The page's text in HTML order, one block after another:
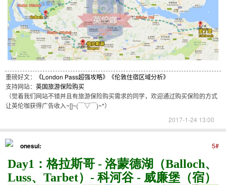
重磅好文： 《London Pass超强攻略》
《伦敦住宿区域分析》
支持网站： 英国旅游保险购买
（觉着我们网站不错并且有旅游保险购买需求的同学，欢迎通过购买保险的方式
让英伦咖获得广告收入~[]~(￣▽￣)~*）
2017-1-24 13:00
5#
onesui:
Day1：格拉斯哥 - 洛蒙德湖（Balloch、
Luss、Tarbet）- 科河谷 - 威廉堡（宿）